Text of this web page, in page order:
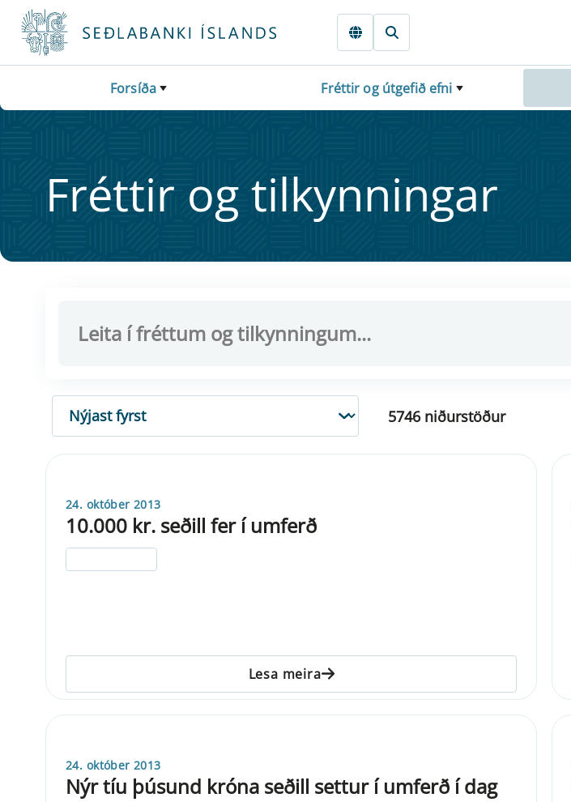
Fara beint í Meginmál
Forsíða Fréttir og útgefið efni
Frétt­ir og til­kynn­ing­ar
RÖÐUN
5746 niðurstöður
24. október 2013
10.000 kr. seðill fer í umferð
Lesa meira
24. október 2013
Nýr tíu þúsund króna seðill settur í umferð í dag